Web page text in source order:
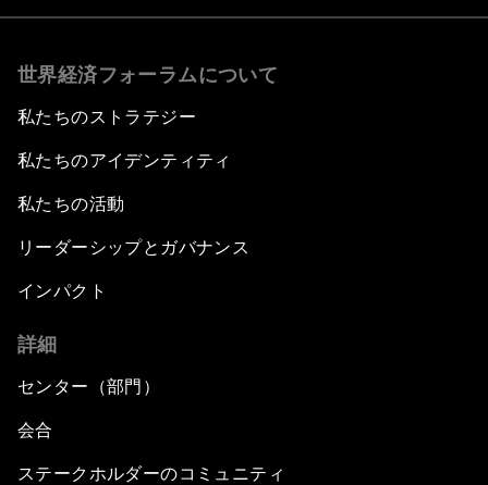
世界経済フォーラムについて
私たちのストラテジー
私たちのアイデンティティ
私たちの活動
リーダーシップとガバナンス
インパクト
詳細
センター（部門）
会合
ステークホルダーのコミュニティ